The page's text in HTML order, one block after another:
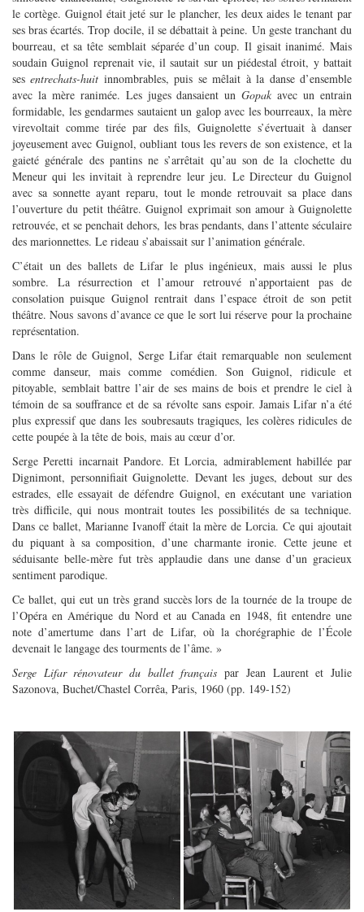
le cortège. Guignol était jeté sur le plancher, les deux aides le tenant par
ses bras écartés. Trop docile, il se débattait à peine. Un geste tranchant du
bourreau, et sa tête semblait séparée d’un coup. Il gisait inanimé. Mais
soudain Guignol reprenait vie, il sautait sur un piédestal étroit, y battait
sesentrechats-huit innombrables, puis se mêlait à la danse d’ensemble
avec la mère ranimée. Les juges dansaient unGopak avec un entrain
formidable, les gendarmes sautaient un galop avec les bourreaux, la mère
virevoltait comme tirée par des fils, Guignolette s’évertuait à danser
joyeusement avec Guignol, oubliant tous les revers de son existence, et la
gaieté générale des pantins ne s’arrêtait qu’au son de la clochette du
Meneur qui les invitait à reprendre leur jeu. Le Directeur du Guignol
avec sa sonnette ayant reparu, tout le monde retrouvait sa place dans
l’ouverture du petit théâtre. Guignol exprimait son amour à Guignolette
retrouvée, et se penchait dehors, les bras pendants, dans l’attente séculaire
des marionnettes. Le rideau s’abaissait sur l’animation générale.
C’était un des ballets de Lifar le plus ingénieux, mais aussi le plus
sombre. La résurrection et l’amour retrouvé n’apportaient pas de
consolation puisque Guignol rentrait dans l’espace étroit de son petit
théâtre. Nous savons d’avance ce que le sort lui réserve pour la prochaine
représentation.
Dans le rôle de Guignol, Serge Lifar était remarquable non seulement
comme danseur, mais comme comédien. Son Guignol, ridicule et
pitoyable, semblait battre l’air de ses mains de bois et prendre le ciel à
témoin de sa souffrance et de sa révolte sans espoir. Jamais Lifar n’a été
plus expressif que dans les soubresauts tragiques, les colères ridicules de
cette poupée à la tête de bois, mais au cœur d’or.
Serge Peretti incarnait Pandore. Et Lorcia, admirablement habillée par
Dignimont, personnifiait Guignolette. Devant les juges, debout sur des
estrades, elle essayait de défendre Guignol, en exécutant une variation
très difficile, qui nous montrait toutes les possibilités de sa technique.
Dans ce ballet, Marianne Ivanoff était la mère de Lorcia. Ce qui ajoutait
du piquant à sa composition, d’une charmante ironie. Cette jeune et
séduisante belle-mère fut très applaudie dans une danse d’un gracieux
sentiment parodique.
Ce ballet, qui eut un très grand succès lors de la tournée de la troupe de
l’Opéra en Amérique du Nord et au Canada en 1948, fit entendre une
note d’amertume dans l’art de Lifar, où la chorégraphie de l’École
devenait le langage des tourments de l’âme. »
Serge Lifar rénovateur du ballet français par Jean Laurent et Julie
Sazonova, Buchet/Chastel Corrêa, Paris, 1960 (pp. 149-152)